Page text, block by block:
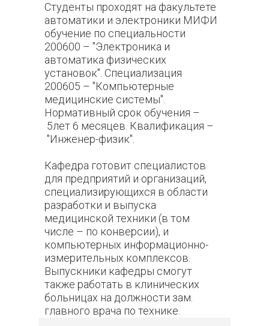
Студенты проходят на факультете
автоматики и электроники МИФИ
обучение по специальности
200600 – "Электроника и
автоматика физических
установок". Специализация
200605 – "Компьютерные
медицинские системы".
Нормативный срок обучения –
5лет 6 месяцев. Квалификация –
"Инженер-физик".
Кафедра готовит специалистов
для предприятий и организаций,
специализирующихся в области
разработки и выпуска
медицинской техники (в том
числе – по конверсии), и
компьютерных информационно-
измерительных комплексов.
Выпускники кафедры смогут
также работать в клинических
больницах на должности зам.
главного врача по технике.